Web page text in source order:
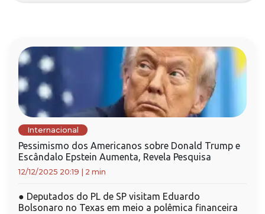
Internacional
Pessimismo dos Americanos sobre Donald Trump e
Escândalo Epstein Aumenta, Revela Pesquisa
12/12/2025 20:19 2 min
● Deputados do PL de SP visitam Eduardo
Bolsonaro no Texas em meio a polêmica financeira